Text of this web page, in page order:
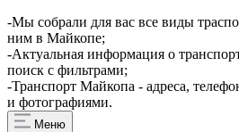
-Мы собрали для вас все виды
ним в Майкопе;
-Актуальная информация о
поиск с фильтрами;
-Транспорт Майкопа - адреса,
и фотографиями.
Меню